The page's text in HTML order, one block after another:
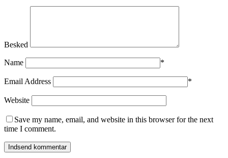
Besked
Name *
Email Address *
Website
Save my name, email, and website in this browser for the next
time I comment.